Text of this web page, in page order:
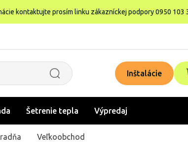
kontaktujte prosím linku zákazníckej podpory 0950 103
Inštalácie
Šetrenie tepla Výpredaj
Veľkoobchod